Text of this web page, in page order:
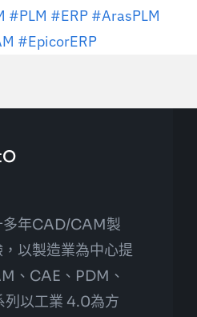
#PLM #ERP #ArasPLM
#EpicorERP
多年CAD/CAM製
以製造業為中心提
、CAE、PDM、
列以工業 4.0為方